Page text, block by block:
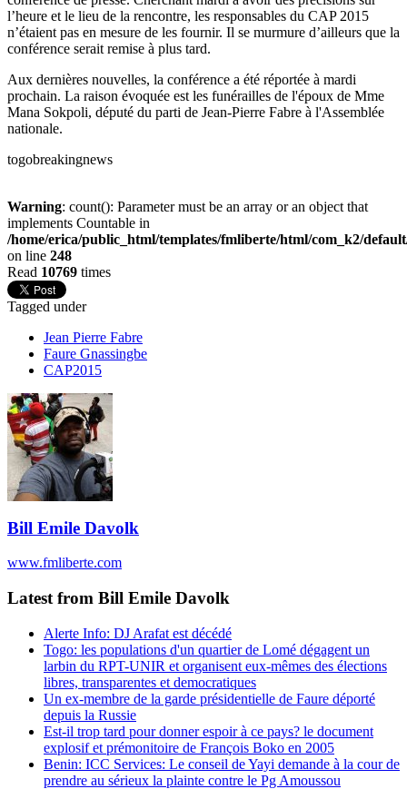
l’heure et le lieu de la rencontre, les responsables du CAP 2015
n’étaient pas en mesure de les fournir. Il se murmure d’ailleurs que la
conférence serait remise à plus tard.
Aux dernières nouvelles, la conférence a été réportée à mardi
prochain. La raison évoquée est les funérailles de l'époux de Mme
Mana Sokpoli, député du parti de Jean-Pierre Fabre à l'Assemblée
nationale.
togobreakingnews
Warning: count(): Parameter must be an array or an object that
implements Countable in
/home/erica/public_html/templates/fmliberte/html/com_k2/
on line 248
Read 10769 times
Tagged under
Jean Pierre Fabre
Faure Gnassingbe
CAP2015
Bill Emile Davolk
www.fmliberte.com
Latest from Bill Emile Davolk
Alerte Info: DJ Arafat est décédé
Togo: les populations d'un quartier de Lomé dégagent un
larbin du RPT-UNIR et organisent eux-mêmes des élections
libres, transparentes et democratiques
Un ex-membre de la garde présidentielle de Faure déporté
depuis la Russie
Est-il trop tard pour donner espoir à ce pays? le document
explosif et prémonitoire de François Boko en 2005
Benin: ICC Services: Le conseil de Yayi demande à la cour de
prendre au sérieux la plainte contre le Pg Amoussou